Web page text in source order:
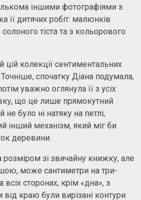
іншими фотографіями з
її дитячих робіт: малюнків
тіста та з кольорового
колекції сентиментальних
спочатку Діана подумала,
уважно оглянула її з усіх
що це лише прямокутний
було ні натяку на петлі,
інший механізм, який міг би
деревини.
зі звичайну книжку, але
може сантиметри на три-
сторонах, крім «дна», з
краю були вирізані контури